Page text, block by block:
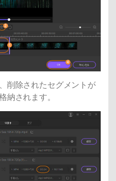
削除されたセグメントが
納されます。